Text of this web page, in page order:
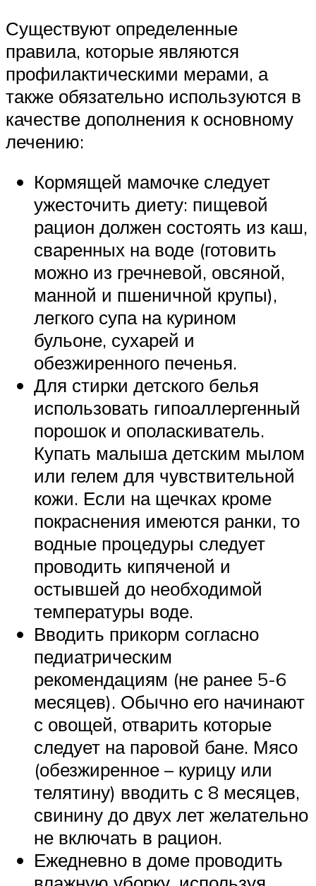
Существуют определенные
правила, которые являются
профилактическими мерами, а
также обязательно используются в
качестве дополнения к основному
лечению:
Кормящей мамочке следует
ужесточить диету: пищевой
рацион должен состоять из каш,
сваренных на воде (готовить
можно из гречневой, овсяной,
манной и пшеничной крупы),
легкого супа на курином
бульоне, сухарей и
обезжиренного печенья.
Для стирки детского белья
использовать гипоаллергенный
порошок и ополаскиватель.
Купать малыша детским мылом
или гелем для чувствительной
кожи. Если на щечках кроме
покраснения имеются ранки, то
водные процедуры следует
проводить кипяченой и
остывшей до необходимой
температуры воде.
Вводить прикорм согласно
педиатрическим
рекомендациям (не ранее 5-6
месяцев). Обычно его начинают
с овощей, отварить которые
следует на паровой бане. Мясо
(обезжиренное – курицу или
телятину) вводить с 8 месяцев,
свинину до двух лет желательно
не включать в рацион.
Ежедневно в доме проводить